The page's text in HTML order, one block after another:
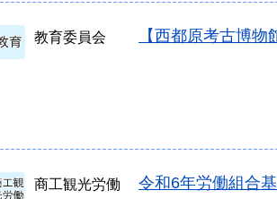
教育委員会 【西都原考古博
商工観光労働
令和6年労働組合